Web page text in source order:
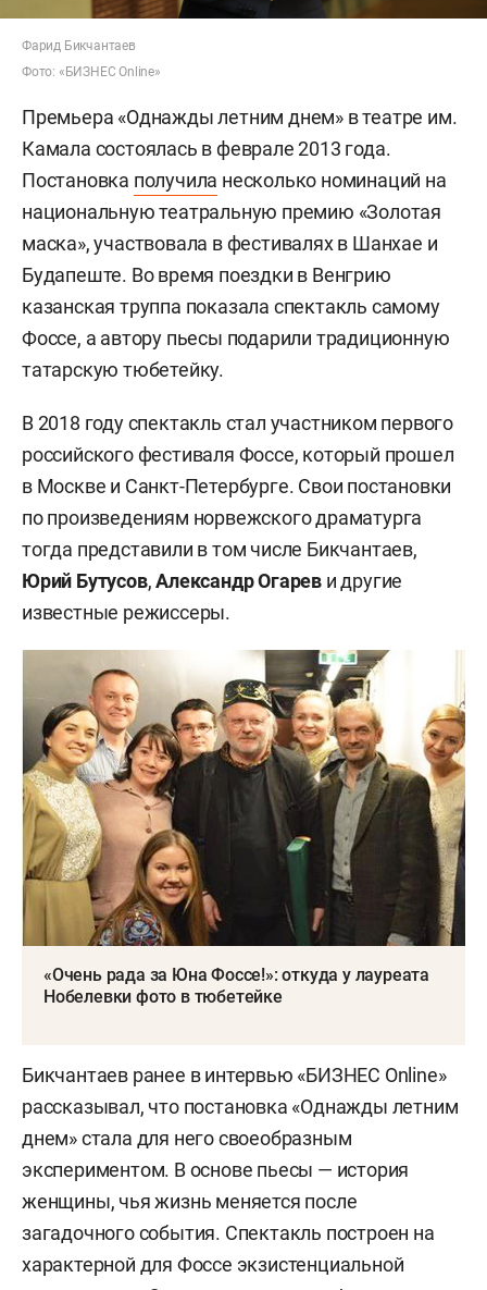
Фарид Бикчантаев
Фото: «БИЗНЕС Online»
Премьера «Однажды летним днем» в театре им.
Камала состоялась в феврале 2013 года.
Постановка получила несколько номинаций на
национальную театральную премию «Золотая
маска», участвовала в фестивалях в Шанхае и
Будапеште. Во время поездки в Венгрию
казанская труппа показала спектакль самому
Фоссе, а автору пьесы подарили традиционную
татарскую тюбетейку.
В 2018 году спектакль стал участником первого
российского фестиваля Фоссе, который прошел
в Москве и Санкт-Петербурге. Свои постановки
по произведениям норвежского драматурга
тогда представили в том числе Бикчантаев,
Юрий Бутусов,Александр Огарев и другие
известные режиссеры.
«Очень рада за Юна Фоссе!»: откуда у лауреата
Нобелевки фото в тюбетейке
Бикчантаев ранее в интервью «БИЗНЕС Online»
рассказывал, что постановка «Однажды летним
днем» стала для него своеобразным
экспериментом. В основе пьесы — история
женщины, чья жизнь меняется после
загадочного события. Спектакль построен на
характерной для Фоссе экзистенциальной